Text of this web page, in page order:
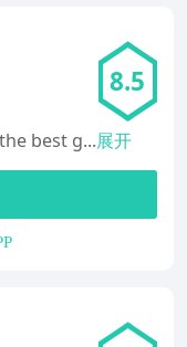
8.5
best g...展开